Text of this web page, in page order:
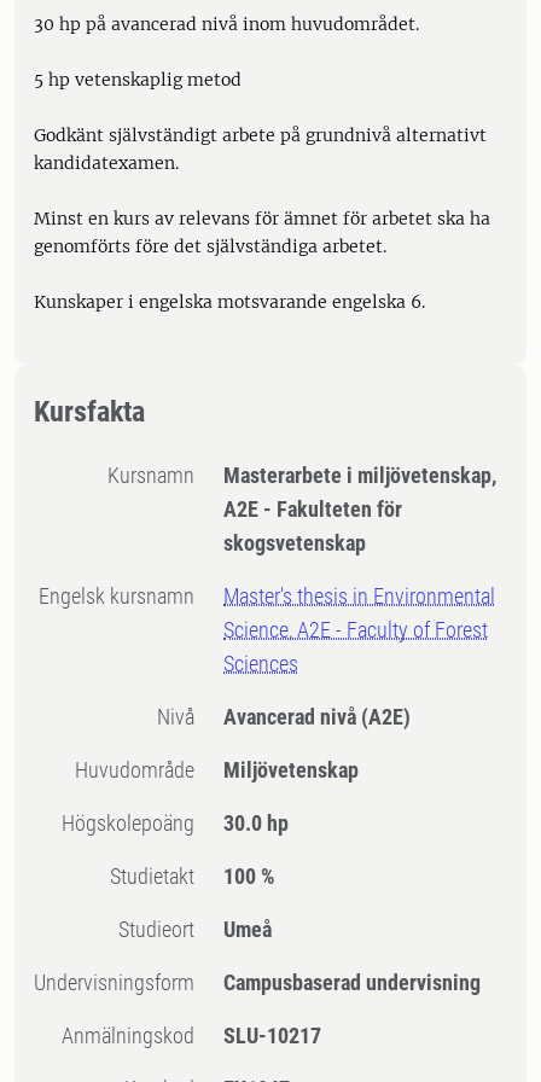
30 hp på avancerad nivå inom huvudområdet.
5 hp vetenskaplig metod
Godkänt självständigt arbete på grundnivå alternativt
kandidatexamen.
Minst en kurs av relevans för ämnet för arbetet ska ha
genomförts före det självständiga arbetet.
Kunskaper i engelska motsvarande engelska 6.
Kursfakta
Kursnamn
Masterarbete i miljövetenskap,
A2E - Fakulteten för
skogsvetenskap
Engelsk kursnamn
Master's thesis in Environmental
Science, A2E - Faculty of Forest
Sciences
Nivå Avancerad nivå (A2E)
Huvudområde Miljövetenskap
högskolepoäng 30.0 hp
Studietakt 100 %
Studieort Umeå
Undervisningsform Campusbaserad undervisning
Anmälningskod SLU-10217